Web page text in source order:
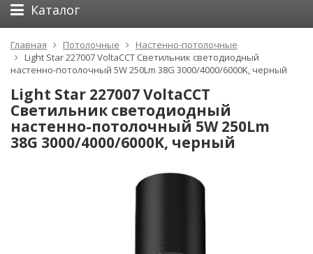
Каталог
Главная Потолочные
Настенно-потолочные
Light Star 227007 VoltaCCT Светильник светодиодный
настенно-потолочный 5W 250Lm 38G 3000/4000/6000K, черный
Light Star 227007 VoltaCCT
Светильник светодиодный
настенно-потолочный 5W 250Lm
38G 3000/4000/6000K, черный